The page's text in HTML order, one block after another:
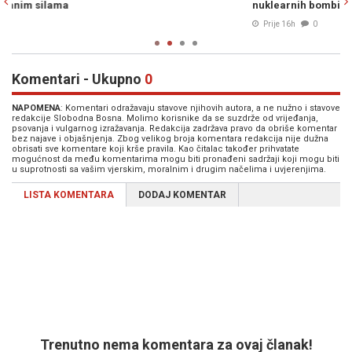
nuklearnih bombi za samo dvije sedmice"
Komentari - Ukupno 0
NAPOMENA: Komentari odražavaju stavove njihovih autora, a ne nužno i stavove
redakcije Slobodna Bosna. Molimo korisnike da se suzdrže od vrijeđanja,
psovanja i vulgarnog izražavanja. Redakcija zadržava pravo da obriše komentar
bez najave i objašnjenja. Zbog velikog broja komentara redakcija nije dužna
obrisati sve komentare koji krše pravila. Kao čitalac također prihvatate
mogućnost da među komentarima mogu biti pronađeni sadržaji koji mogu biti
u suprotnosti sa vašim vjerskim, moralnim i drugim načelima i uvjerenjima.
LISTA KOMENTARA DODAJ KOMENTAR
Trenutno nema komentara za ovaj članak!